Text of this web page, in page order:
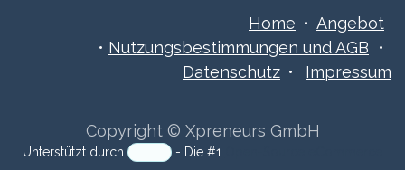
Home • Angebot
• Nutzungsbestimmungen ​​​und AGB •
Datenschutz • Impressum
Copyright © Xpreneurs GmbH
Unterstützt durch - Die #1